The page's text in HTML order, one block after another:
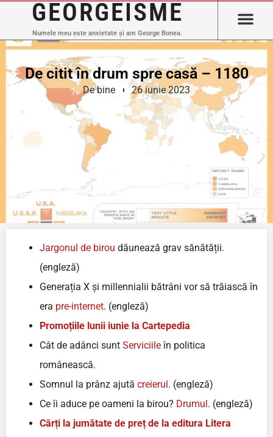
GEORGEISME
Numele meu este anxietate și am George Bonea.
De citit în drum spre casă – 1180
De bine 26 iunie 2023
Jargonul de birou dăunează grav sănătății.
(engleză)
Generația X și millennialii bătrâni vor să trăiască în
era pre-internet. (engleză)
Promoțiile lunii iunie la Cartepedia
Cât de adânci sunt Serviciileîn politica
românească.
Somnul la prânz ajută creierul. (engleză)
Ce îi aduce pe oameni la birou? Drumul. (engleză)
Cărți la jumătate de preț de la editura Litera